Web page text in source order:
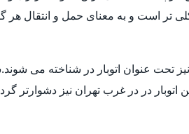
تر است و به معنای حمل و انتقال هر
عنوان اتوبار در شناخته می
در در غرب تهران نیز دشوارتر